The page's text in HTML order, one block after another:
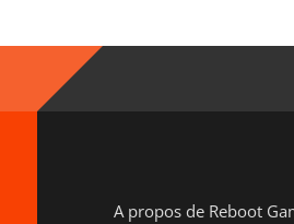
A propos de Reboot